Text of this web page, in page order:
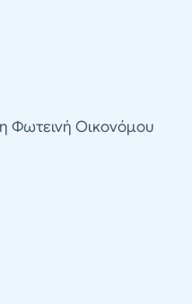
Φωτεινή Οικονόμου